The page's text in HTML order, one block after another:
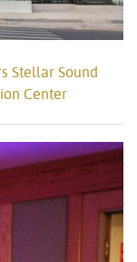
Stellar Sound
Center